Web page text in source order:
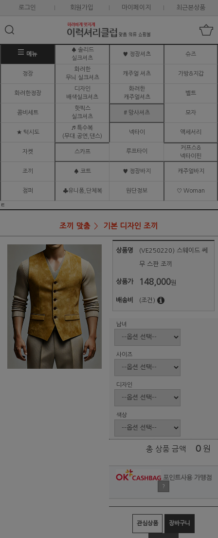
로그인 회원가입 마이페이지 최근본상품
메뉴
♠ 솔리드
실크셔츠
♥ 정장셔츠 슈즈
정장
화려한
무늬 실크셔츠
캐주얼 셔츠 가방&지갑
화려한정장
디자인
배색실크셔츠
화려한
캐주얼셔츠
벨트
콤비세트
핫픽스
실크셔츠
# 망사셔츠 모자
★ 턱시도
♬ 특수복
(무대.공연,댄스)
넥타이 액세서리
자켓 스카프 루프타이
커프스&
넥타이핀
조끼 ♠ 코트 ♥ 정장바지 캐주얼바지
점퍼 ♣유니폼,단체복 원단정보 ♡ Woman
ㅌ
조끼 맞춤 기본 디자인 조끼
상품명 (VE250220) 스웨이드 쎄
무 스판 조끼
상품가 148,000원
배송비 (조건)
남녀
사이즈
디자인
색상
총 상품 금액 0 원
포인트사용 가맹점
?
관심상품 장바구니